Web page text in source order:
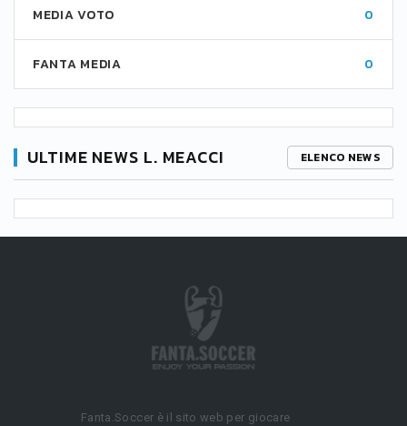
MEDIA VOTO 0
FANTA MEDIA 0
ULTIME NEWS L. MEACCI ELENCO NEWS
Fanta.Soccer è il sito web per giocare